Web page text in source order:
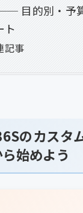
目的別・予
ト
記事
のカスタ
始めよう